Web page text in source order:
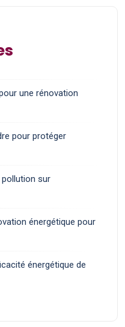
une rénovation
pour protéger
sur
énergétique pour
énergétique de